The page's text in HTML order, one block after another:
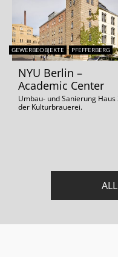
GEWERBEOBJEKTE PFEFFERBERG
NYU Berlin –
Academic Center
Umbau- und Sanierung Haus
der Kulturbrauerei.